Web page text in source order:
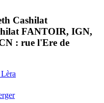
Cashilat
FANTOIR, IGN,
: rue l'Ere de